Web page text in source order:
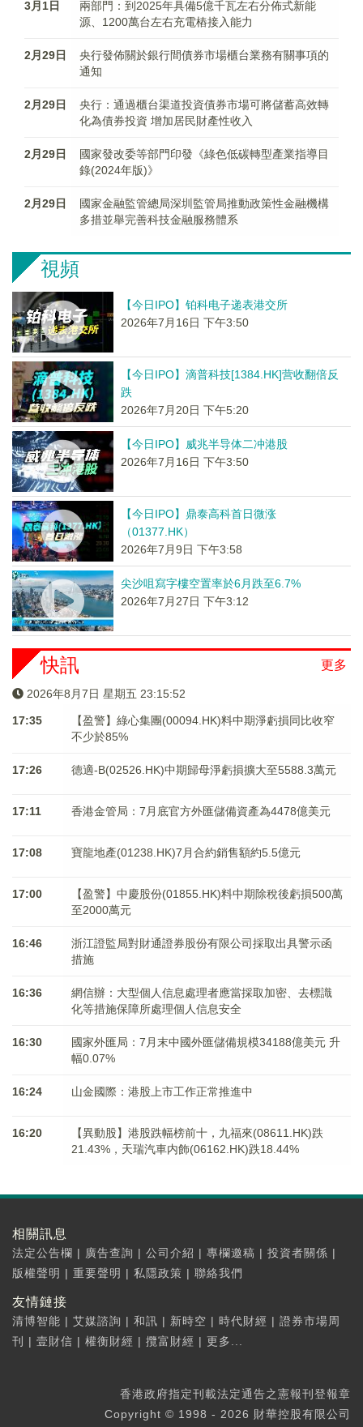
3月1日
兩部門：到2025年具備5億千瓦左右分佈式新能
源、1200萬台左右充電樁接入能力
2月29日
央行發佈關於銀行間債券市場櫃台業務有關事項的
通知
2月29日
央行：通過櫃台渠道投資債券市場可將儲蓄高效轉
化為債券投資 增加居民財產性收入
2月29日
國家發改委等部門印發《綠色低碳轉型產業指導目
錄(2024年版)》
2月29日
國家金融監管總局深圳監管局推動政策性金融機構
多措並舉完善科技金融服務體系
視頻
【今日IPO】铂科电子递表港交所
2026年7月16日 下午3:50
【今日IPO】滴普科技[1384.HK]营收翻倍反
跌
2026年7月20日 下午5:20
【今日IPO】威兆半导体二冲港股
2026年7月16日 下午3:50
【今日IPO】鼎泰高科首日微涨
（01377.HK）
2026年7月9日 下午3:58
尖沙咀寫字樓空置率於6月跌至6.7%
2026年7月27日 下午3:12
更多
快訊
2026年8月7日 星期五 23:15:52
17:35
【盈警】綠心集團(00094.HK)料中期淨虧損同比收窄
不少於85%
17:26 德適-B(02526.HK)中期歸母淨虧損擴大至5588.3萬元
17:11 香港金管局：7月底官方外匯儲備資產為4478億美元
17:08 寶龍地產(01238.HK)7月合約銷售額約5.5億元
17:00
【盈警】中慶股份(01855.HK)料中期除稅後虧損500萬
至2000萬元
16:46
浙江證監局對財通證券股份有限公司採取出具警示函
措施
16:36
網信辦：大型個人信息處理者應當採取加密、去標識
化等措施保障所處理個人信息安全
16:30
國家外匯局：7月末中國外匯儲備規模34188億美元 升
幅0.07%
16:24 山金國際：港股上市工作正常推進中
16:20
【異動股】港股跌幅榜前十，九福來(08611.HK)跌
21.43%，天瑞汽車内飾(06162.HK)跌18.44%
相關訊息
法定公告欄 | 廣告查詢 | 公司介紹 | 專欄邀稿 | 投資者關係 |
版權聲明 | 重要聲明 | 私隱政策 | 聯絡我們
友情鏈接
清博智能 | 艾媒諮詢 | 和訊 | 新時空 | 時代財經 | 證券市場周
刊
| 壹財信 | 權衡財經 | 攬富財經 | 更多...
香港政府指定刊載法定通告之憲報刊登報章
Copyright © 1998 - 2026 財華控股有限公司